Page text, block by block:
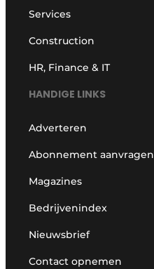
Services
Construction
HR, Finance & IT
HANDIGE LINKS
Adverteren
Abonnement aanvragen
Magazines
Bedrijvenindex
Nieuwsbrief
Contact opnemen